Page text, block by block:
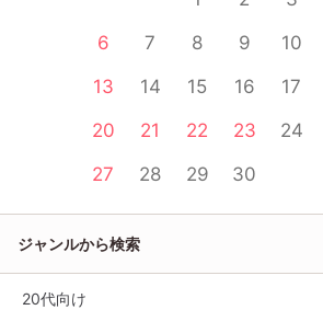
6
7 8 9 10
13
14 15 16 17
20
21 22 23 24
27
28 29 30
ジャンルから検索
20代向け